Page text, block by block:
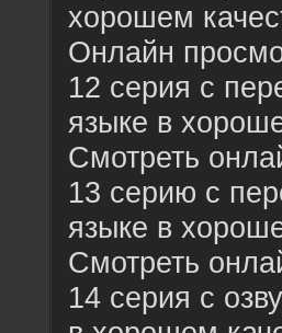
хорошем
Онлайн
12 серия с
языке в
Смотреть
13 серию с
языке в
Смотреть
14 серия с